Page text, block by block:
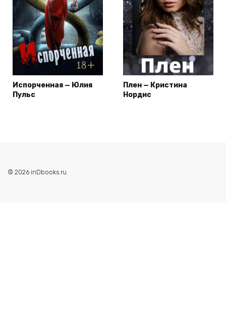
Испорченная — Юлия
Пульс
Плен — Кристина
Нордис
© 2026 inDbooks.ru